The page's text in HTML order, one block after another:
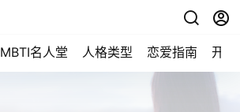
MBTI名人堂 人格类型 恋爱指南 开始